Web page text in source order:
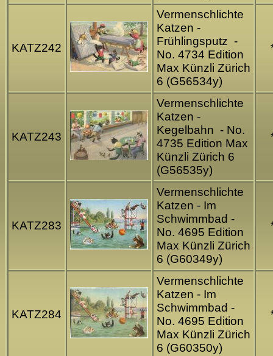
KATZ242
Vermenschlichte
Katzen -
Frühlingsputz -
No. 4734 Edition
Max Künzli Zürich
6 (G56534y)
KATZ243
Vermenschlichte
Katzen -
Kegelbahn - No.
4735 Edition Max
Künzli Zürich 6
(G56535y)
KATZ283
Vermenschlichte
Katzen - Im
Schwimmbad -
No. 4695 Edition
Max Künzli Zürich
6 (G60349y)
KATZ284
Vermenschlichte
Katzen - Im
Schwimmbad -
No. 4695 Edition
Max Künzli Zürich
6 (G60350y)